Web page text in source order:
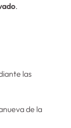
.
las
de la